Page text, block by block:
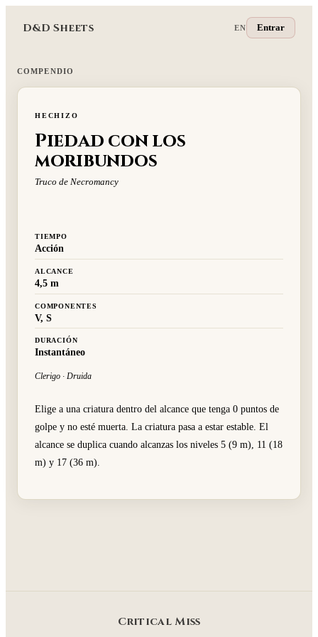
D&D Sheets EN Entrar
COMPENDIO
HECHIZO
Piedad con los
moribundos
Truco de Necromancy
TIEMPO
Acción
ALCANCE
4,5 m
COMPONENTES
V, S
DURACIÓN
Instantáneo
Clerigo · Druida
Elige a una criatura dentro del alcance que tenga 0 puntos de
golpe y no esté muerta. La criatura pasa a estar estable. El
alcance se duplica cuando alcanzas los niveles 5 (9 m), 11 (18
m) y 17 (36 m).
Critical Miss